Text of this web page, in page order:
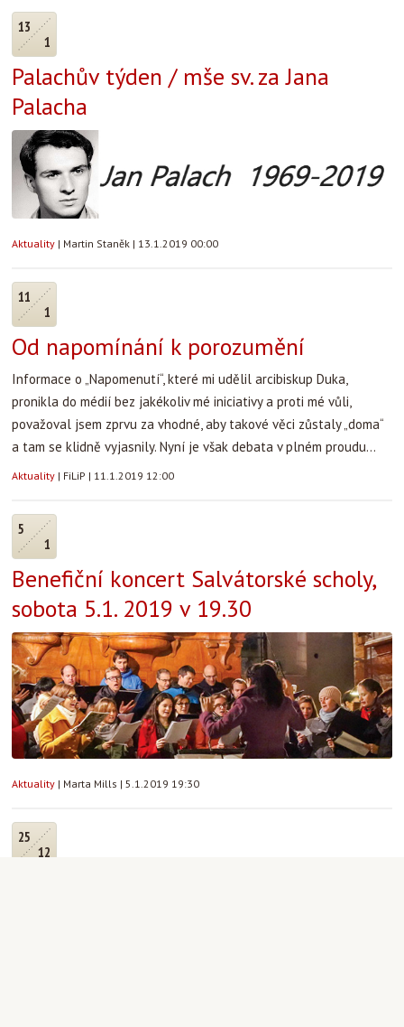
13
1
Palachův týden / mše sv. za Jana
Palacha
Aktuality | Martin Staněk | 13.1.2019 00:00
11
1
Od napomínání k porozumění
Informace o „Napomenutí“, které mi udělil arcibiskup Duka,
pronikla do médií bez jakékoliv mé iniciativy a proti mé vůli,
považoval jsem zprvu za vhodné, aby takové věci zůstaly „doma“
a tam se klidně vyjasnily. Nyní je však debata v plném proudu...
Aktuality | FiLiP | 11.1.2019 12:00
5
1
Benefiční koncert Salvátorské scholy,
sobota 5.1. 2019 v 19.30
Aktuality | Marta Mills | 5.1.2019 19:30
25
12